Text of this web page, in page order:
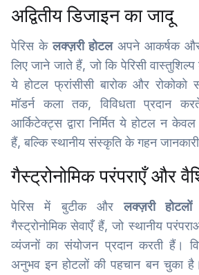
अद्वितीय डिजाइन का जादू
पेरिस केलक्ज़री होटलअपने आकर्षक और
लिए जाने जाते हैं, जो कि पेरिसी
ये होटल फ्रांसीसी बारोक और
मॉडर्न कला तक, विविधता प्रदान
आर्किटेक्ट्स द्वारा निर्मित ये होटल न
हैं, बल्कि स्थानीय संस्कृति के गहन
गैस्ट्रोनोमिक परंपराएँ और
पेरिस में बुटीक औरलक्ज़री होटलों
गैस्ट्रोनोमिक सेवाएँ हैं, जो स्थानीय
व्यंजनों का संयोजन प्रदान करती हैं।
अनुभव इन होटलों की पहचान बन चुका